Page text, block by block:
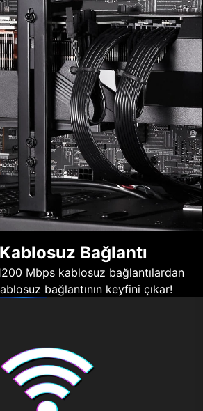
Bağlantı
Mbps kablosuz bağlantılardan
bağlantının keyfini çıkar!